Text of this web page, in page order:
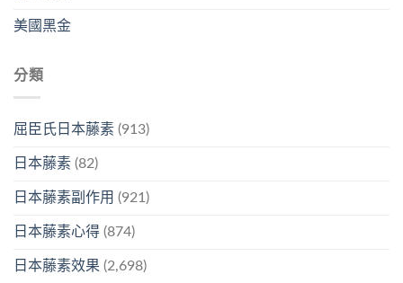
美國黑金
分類
屈臣氏日本藤素 (913)
日本藤素 (82)
日本藤素副作用 (921)
日本藤素心得 (874)
日本藤素效果 (2,698)